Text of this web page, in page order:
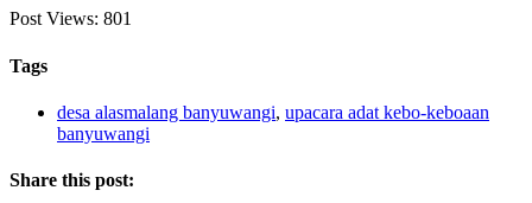
Post Views: 801
Tags
desa alasmalang banyuwangi, upacara adat kebo-keboaan
banyuwangi
Share this post: